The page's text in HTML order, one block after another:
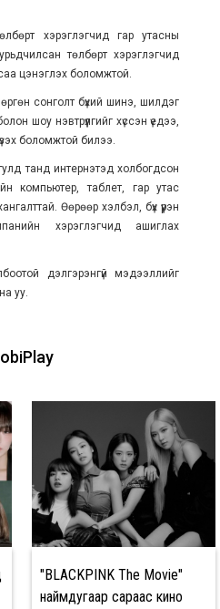
хэрэглэгчид гар утасны
төлбөрт хэрэглэгчид
цэнэглэх боломжтой.
сонголт бүхий шинэ, шилдэг
шоу нэвтрүүлгийг хүссэн үедээ,
боломжтой билээ.
танд интернэтэд холбогдсон
компьютер, таблет, гар утас
Өөрөөр хэлбэл, бүх үүрэн
хэрэглэгчид ашиглах
дэлгэрэнгүй мэдээллийг
уу.
"BLACKPINK The Movie"
наймдугаар сараас кино